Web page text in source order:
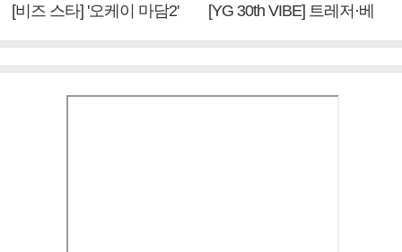
[비즈 스타] '오케이 마담2'
[YG 30th VIBE] 트레저·베